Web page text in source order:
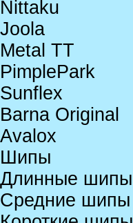
Nittaku
Joola
Metal TT
PimplePark
Sunflex
Barna Original
Avalox
Шипы
Длинные шипы
Средние шипы